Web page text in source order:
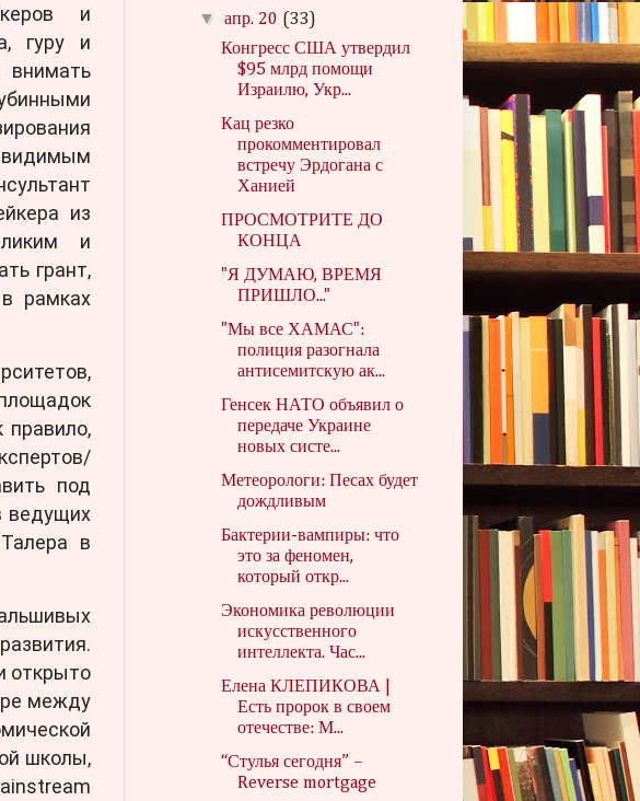
и
гуру и
из
и
грант,
рамках
правило,
под
ведущих
в
открыто
между
школы,
▼апр. 20 (33)
Конгресс США утвердил
$95 млрд помощи
Израилю, Укр...
Кац резко
прокомментировал
встречу Эрдогана с
Ханией
ПРОСМОТРИТЕ ДО
КОНЦА
"Я ДУМАЮ, ВРЕМЯ
ПРИШЛО..."
"Мы все ХАМАС":
полиция разогнала
антисемитскую ак...
Генсек НАТО объявил о
передаче Украине
новых систе...
Метеорологи: Песах будет
дождливым
Бактерии-вампиры: что
это за феномен,
который откр...
Экономика революции
искусственного
интеллекта. Час...
Елена КЛЕПИКОВА |
Есть пророк в своем
отечестве: М...
“Стулья сегодня” –
Reverse mortgage